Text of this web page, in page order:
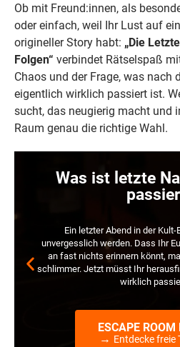
Ob mit Freund:innen, als
oder einfach, weil Ihr Lust auf
origineller Story habt: „Die
Folgen“ verbindet Rätselspaß
Chaos und der Frage, was nach
eigentlich wirklich passiert ist.
sucht, das neugierig macht und
Raum genau die richtige Wahl.
Was ist letzte
Ein letzter Abend in der Kult-
unvergesslich werden. Dass Ihr
an fast nichts erinnern könnt,
schlimmer. Jetzt müsst Ihr
wirklich
ESCAPE ROOM
→ Entdecke freie